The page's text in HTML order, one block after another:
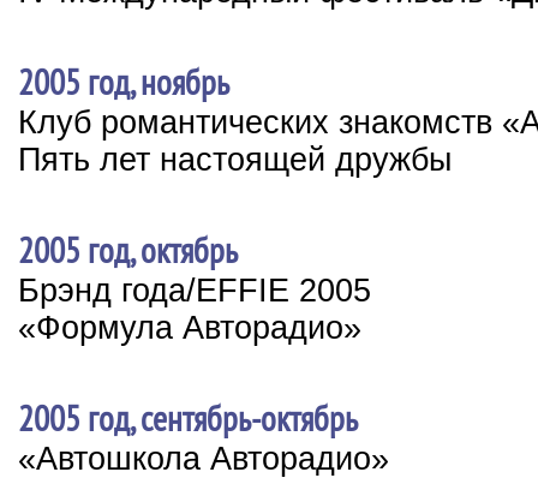
2005 год, ноябрь
Клуб романтических знакомств
Пять лет настоящей дружбы
2005 год, октябрь
Брэнд года/EFFIE 2005
«Формула Авторадио»
2005 год, сентябрь-октябрь
«Автошкола Авторадио»